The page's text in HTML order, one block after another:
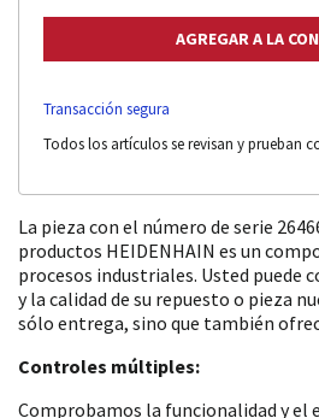
Transacción segura
Todos los artículos se revisan y prueban
La pieza con el número de serie
productos HEIDENHAIN es un
procesos industriales. Usted puede
y la calidad de su repuesto o pieza
sólo entrega, sino que también
Controles múltiples:
Comprobamos la funcionalidad y el